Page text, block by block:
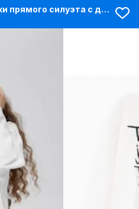
Лонгслив для девочки прямого силуэта с дизайнерскими фразами